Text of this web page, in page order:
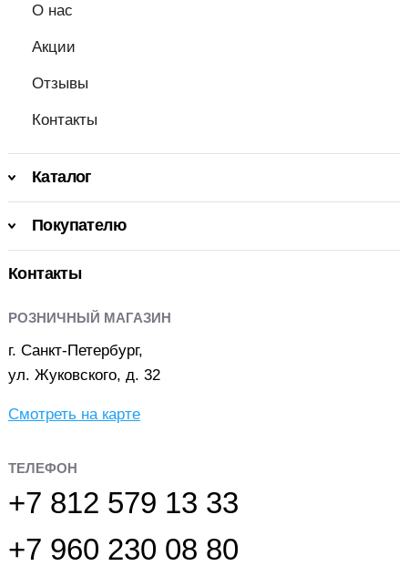
О нас
Акции
Отзывы
Контакты
Каталог
Покупателю
Контакты
РОЗНИЧНЫЙ МАГАЗИН
г. Санкт-Петербург,
ул. Жуковского, д. 32
Смотреть на карте
ТЕЛЕФОН
+7 812 579 13 33
+7 960 230 08 80